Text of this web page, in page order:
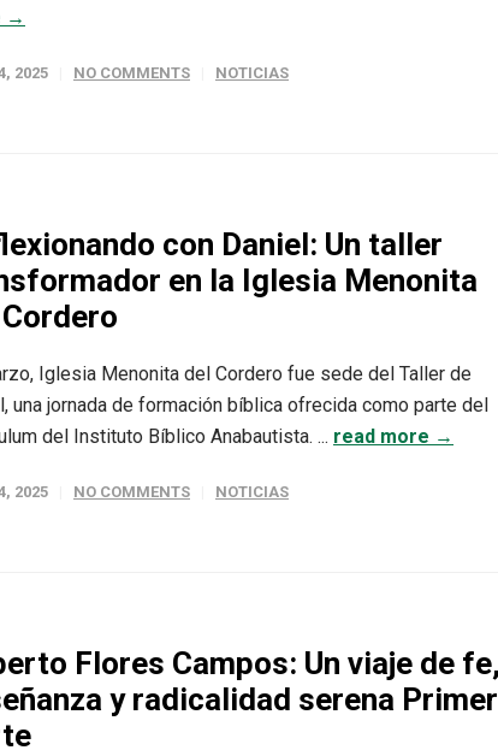
→
2025 NO COMMENTS NOTICIAS
con Daniel: Un taller
en la Iglesia Menonita
Iglesia Menonita del Cordero fue sede del Taller de
una jornada de formación bíblica ofrecida como parte del
del Instituto Bíblico Anabautista. ... read more →
2025 NO COMMENTS NOTICIAS
Flores Campos: Un viaje de
y radicalidad serena